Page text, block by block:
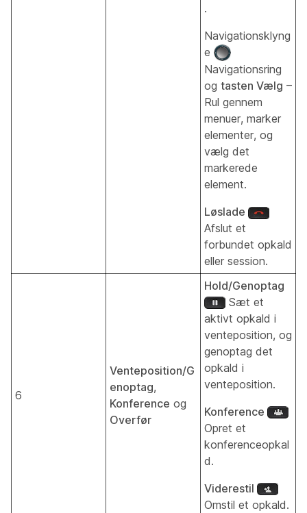
.
Navigationsklyng
e
Navigationsring
og tasten Vælg –
Rul gennem
menuer, marker
elementer, og
vælg det
markerede
element.
Løslade
Afslut et
forbundet opkald
eller session.
6
Venteposition/G
enoptag,
Konference og
Overfør
Hold/Genoptag
Sæt et
aktivt opkald i
venteposition, og
genoptag det
opkald i
venteposition.
Konference
Opret et
konferenceopkal
d.
Viderestil
Omstil et opkald.